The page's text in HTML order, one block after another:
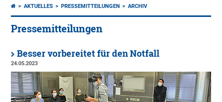
AKTUELLES PRESSEMITTEILUNGEN ARCHIV
Pressemitteilungen
Besser vorbereitet für den Notfall
24.05.2023